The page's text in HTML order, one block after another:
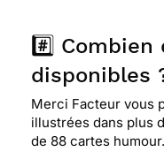
#️⃣
disponibles
Merci Facteur vous
illustrées dans plus
de 88 cartes humour.